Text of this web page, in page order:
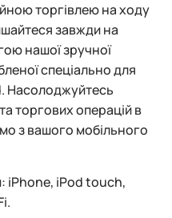
торгівлею на ходу
завжди на
нашої зручної
спеціально для
Насолоджуйтесь
торгових операцій в
з вашого мобільного
iPhone, iPod touch,